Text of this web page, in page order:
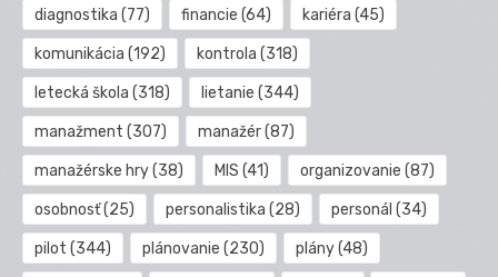
diagnostika (77) financie (64) kariéra (45)
komunikácia (192) kontrola (318)
letecká škola (318) lietanie (344)
manažment (307) manažér(87)
manažérske hry(38) MIS (41) organizovanie (87)
osobnosť(25) personalistika (28) personál (34)
pilot (344) plánovanie (230) plány(48)